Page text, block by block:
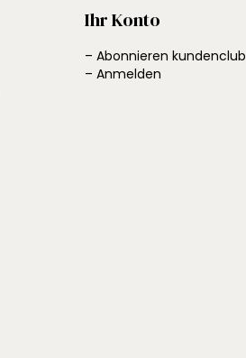
Ihr Konto
– Abonnieren kundenclub
– Anmelden